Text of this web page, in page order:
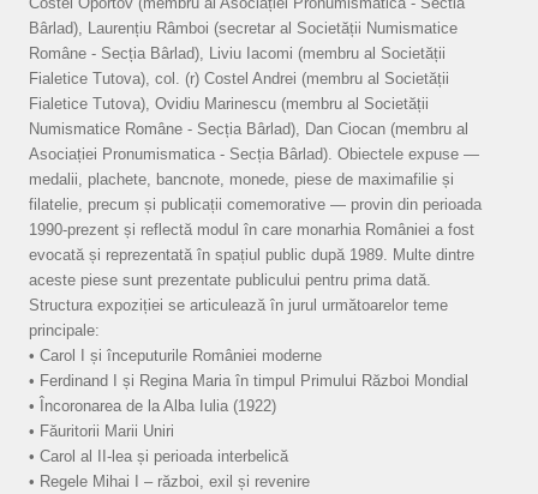
Bârlad), Laurențiu Râmboi (secretar al Societății Numismatice
Române - Secția Bârlad), Liviu Iacomi (membru al Societății
Fialetice Tutova), col. (r) Costel Andrei (membru al Societății
Fialetice Tutova), Ovidiu Marinescu (membru al Societății
Numismatice Române - Secția Bârlad), Dan Ciocan (membru al
Asociației Pronumismatica - Secția Bârlad). Obiectele expuse —
medalii, plachete, bancnote, monede, piese de maximafilie și
filatelie, precum și publicații comemorative — provin din perioada
1990-prezent și reflectă modul în care monarhia României a fost
evocată și reprezentată în spațiul public după 1989. Multe dintre
aceste piese sunt prezentate publicului pentru prima dată.
Structura expoziției se articulează în jurul următoarelor teme
principale:
• Carol I și începuturile României moderne
• Ferdinand I și Regina Maria în timpul Primului Război Mondial
• Încoronarea de la Alba Iulia (1922)
• Făuritorii Marii Uniri
• Carol al II-lea și perioada interbelică
• Regele Mihai I – război, exil și revenire